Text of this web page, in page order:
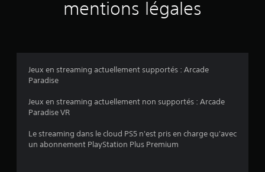
l
e
mentions légales
Jeux en streaming actuellement supportés : Arcade
Paradise
Jeux en streaming actuellement non supportés : Arcade
Paradise VR
Le streaming dans le cloud PS5 n'est pris en charge qu'avec
un abonnement PlayStation Plus Premium